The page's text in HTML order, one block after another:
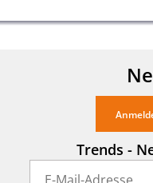
Trends -